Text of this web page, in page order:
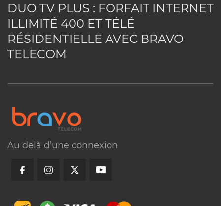
DUO TV PLUS : FORFAIT INTERNET
ILLIMITÉ 400 ET TÉLÉ
RÉSIDENTIELLE AVEC BRAVO
TELECOM
Au delà d’une connexion
appelant nos agents au 514-227-4647
en envoyant votre requête par
via la rubrique commentaire, en
Visitez nos bureaux